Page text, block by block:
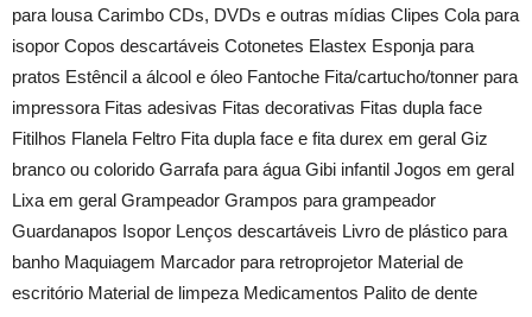
para lousa Carimbo CDs, DVDs e outras mídias Clipes Cola para
isopor Copos descartáveis Cotonetes Elastex Esponja para
pratos Estêncil a álcool e óleo Fantoche Fita/cartucho/tonner para
impressora Fitas adesivas Fitas decorativas Fitas dupla face
Fitilhos Flanela Feltro Fita dupla face e fita durex em geral Giz
branco ou colorido Garrafa para água Gibi infantil Jogos em geral
Lixa em geral Grampeador Grampos para grampeador
Guardanapos Isopor Lenços descartáveis Livro de plástico para
banho Maquiagem Marcador para retroprojetor Material de
escritório Material de limpeza Medicamentos Palito de dente